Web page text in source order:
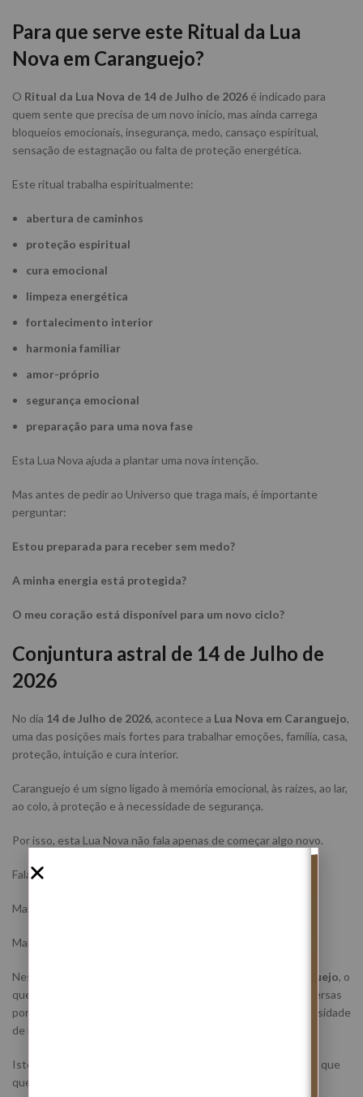
Para que serve este Ritual da Lua
Nova em Caranguejo?
O Ritual da Lua Nova de 14 de Julho de 2026 é indicado para
quem sente que precisa de um novo início, mas ainda carrega
bloqueios emocionais, insegurança, medo, cansaço espiritual,
sensação de estagnação ou falta de proteção energética.
Este ritual trabalha espiritualmente:
abertura de caminhos
proteção espiritual
cura emocional
limpeza energética
fortalecimento interior
harmonia familiar
amor-próprio
segurança emocional
preparação para uma nova fase
Esta Lua Nova ajuda a plantar uma nova intenção.
Mas antes de pedir ao Universo que traga mais, é importante
perguntar:
Estou preparada para receber sem medo?
A minha energia está protegida?
O meu coração está disponível para um novo ciclo?
Conjuntura astral de 14 de Julho de
2026
No dia 14 de Julho de 2026, acontece a Lua Nova em Caranguejo,
uma das posições mais fortes para trabalhar emoções, família, casa,
proteção, intuição e cura interior.
Caranguejo é um signo ligado à memória emocional, às raízes, ao lar,
ao colo, à proteção e à necessidade de segurança.
Por isso, esta Lua Nova não fala apenas de começar algo novo.
Fala de começar de forma mais protegida.
Mais consciente.
Mais alinhada com aquilo que a alma realmente precisa.
Nesta data, Mercúrio encontra-se retrógrado em Caranguejo, o
que pode trazer memórias antigas, assuntos familiares, conversas
por resolver, emoções guardadas, saudades, dúvidas e necessidade
de rever decisões.
Isto torna este ritual ainda mais importante para quem sente que
quer avançar, mas continua presa a algo emocionalmente mal